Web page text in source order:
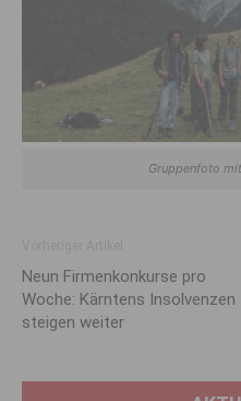
Gruppenfoto
Neun Firmenkonkurse pro
Woche: Kärntens Insolvenzen
steigen weiter